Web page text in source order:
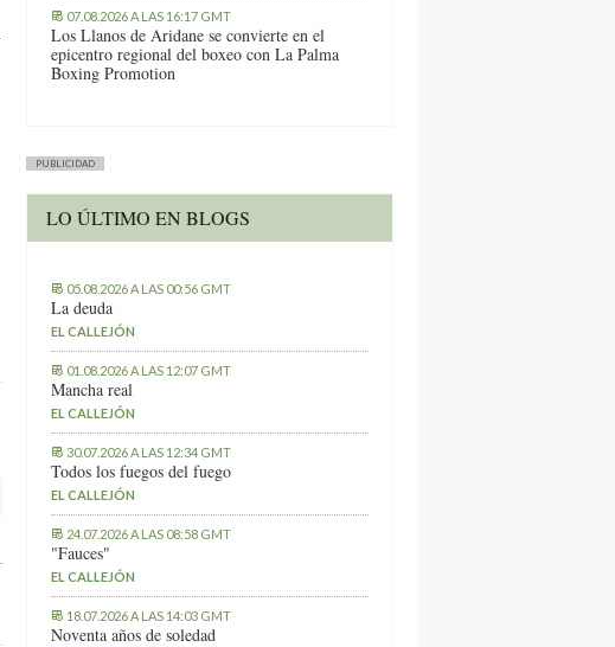
07.08.2026 A LAS 16:17 GMT
Los Llanos de Aridane se convierte en el
epicentro regional del boxeo con La Palma
Boxing Promotion
PUBLICIDAD
LO ÚLTIMO EN BLOGS
05.08.2026 A LAS 00:56 GMT
La deuda
EL CALLEJÓN
01.08.2026 A LAS 12:07 GMT
Mancha real
EL CALLEJÓN
30.07.2026 A LAS 12:34 GMT
Todos los fuegos del fuego
EL CALLEJÓN
24.07.2026 A LAS 08:58 GMT
"Fauces"
EL CALLEJÓN
18.07.2026 A LAS 14:03 GMT
Noventa años de soledad